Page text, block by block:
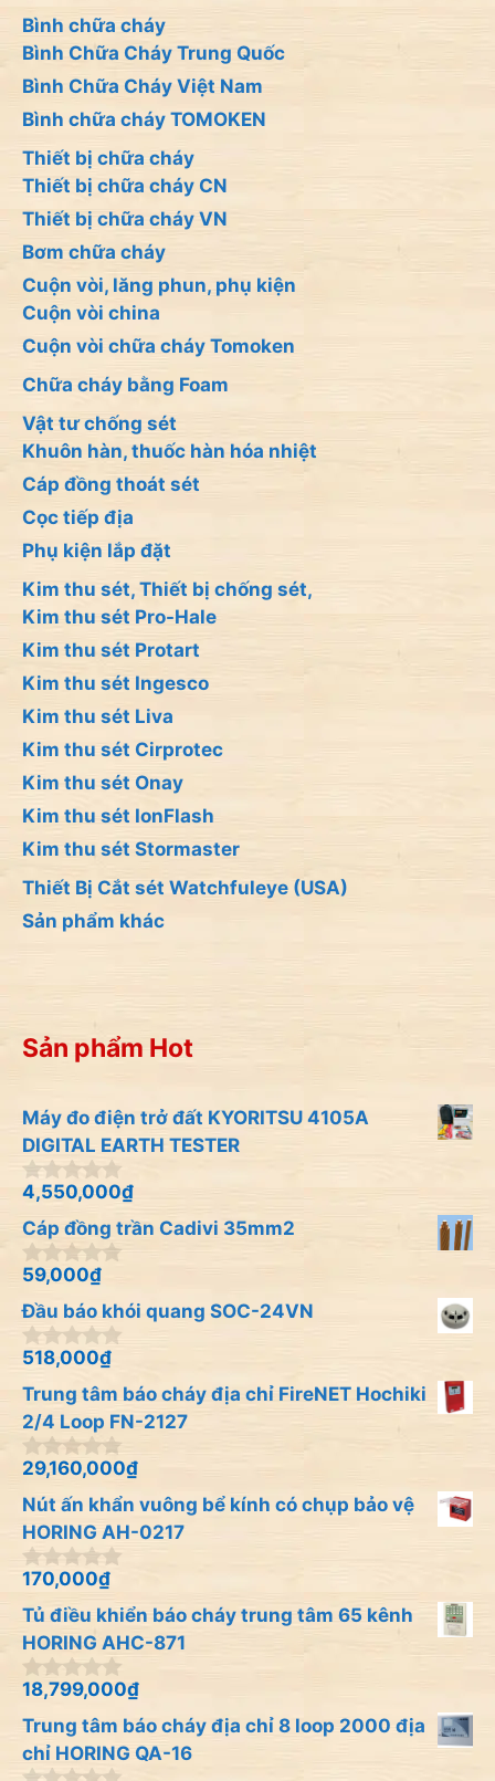
Bình chữa cháy
Bình Chữa Cháy Trung Quốc
Bình Chữa Cháy Việt Nam
Bình chữa cháy TOMOKEN
Thiết bị chữa cháy
Thiết bị chữa cháy CN
Thiết bị chữa cháy VN
Bơm chữa cháy
Cuộn vòi, lăng phun, phụ kiện
Cuộn vòi china
Cuộn vòi chữa cháy Tomoken
Chữa cháy bằng Foam
Vật tư chống sét
Khuôn hàn, thuốc hàn hóa nhiệt
Cáp đồng thoát sét
Cọc tiếp địa
Phụ kiện lắp đặt
Kim thu sét, Thiết bị chống sét,
Kim thu sét Pro-Hale
Kim thu sét Protart
Kim thu sét Ingesco
Kim thu sét Liva
Kim thu sét Cirprotec
Kim thu sét Onay
Kim thu sét IonFlash
Kim thu sét Stormaster
Thiết Bị Cắt sét Watchfuleye (USA)
Sản phẩm khác
Sản phẩm Hot
Máy đo điện trở đất KYORITSU 4105A
DIGITAL EARTH TESTER
0
n
g
o
à
5
4,550,000₫
Cáp đồng trần Cadivi 35mm2
0
n
g
o
à
5
59,000₫
Đầu báo khói quang SOC-24VN
0
n
g
o
à
i
5
518,000₫
Trung tâm báo cháy địa chỉ FireNET Hochiki
2/4 Loop FN-2127
0
n
g
o
à
i
5
29,160,000₫
Nút ấn khẩn vuông bể kính có chụp bảo vệ
HORING AH-0217
0
n
g
o
à
i
5
170,000₫
Tủ điều khiển báo cháy trung tâm 65 kênh
HORING AHC-871
0
n
g
o
à
18,799,000₫
Trung tâm báo cháy địa chỉ 8 loop 2000 địa
chỉ HORING QA-16